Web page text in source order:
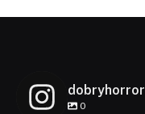
dobryhorror
0